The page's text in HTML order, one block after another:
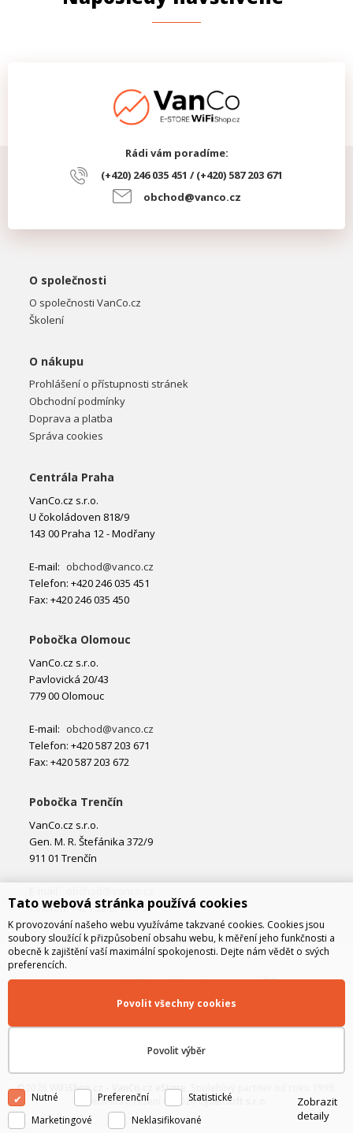
Rádi vám poradíme:
(+420) 246 035 451 / (+420) 587 203 671
obchod@vanco.cz
O společnosti
O společnosti VanCo.cz
Školení
O nákupu
Prohlášení o přístupnosti stránek
Obchodní podmínky
Doprava a platba
Správa cookies
Centrála Praha
VanCo.cz s.r.o.
U čokoládoven 818/9
143 00 Praha 12 - Modřany
E-mail: obchod@vanco.cz
Telefon: +420 246 035 451
Fax: +420 246 035 450
Pobočka Olomouc
VanCo.cz s.r.o.
Pavlovická 20/43
779 00 Olomouc
E-mail: obchod@vanco.cz
Telefon: +420 587 203 671
Fax: +420 587 203 672
Pobočka Trenčín
VanCo.cz s.r.o.
Gen. M. R. Štefánika 372/9
911 01 Trenčín
Telefon: +421 32 877 74 02
©2026 WiFiShop.cz - VanCo.cz eStore
Technické řešení © 2026CyberSoft s.r.o.
Tato webová stránka používá cookies
K provozování našeho webu využíváme takzvané cookies. Cookies jsou
soubory sloužící k přizpůsobení obsahu webu, k měření jeho funkčnosti a
obecně k zajištění vaší maximální spokojenosti. Dejte nám vědět o svých
preferencích.
Povolit výběr
Povolit všechny cookies
Nutné Preferenční
Statistické
Marketingové
Neklasifikované
Zobrazit
detaily